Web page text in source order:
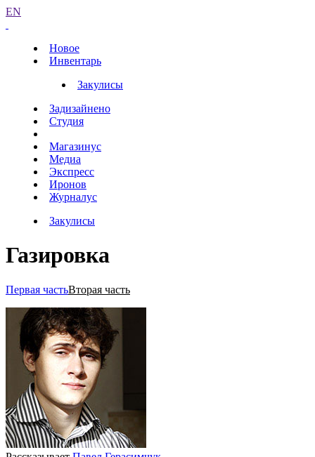
EN
Новое
Инвентарь
Закулисы
Задизайнено
Студия
Магазинус
Медиа
Экспресс
Иронов
Журналус
Закулисы
Газировка
Первая частьВторая часть